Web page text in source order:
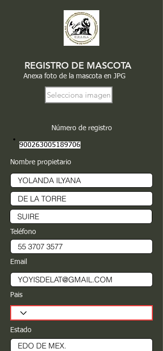
REGISTRO DE MASCOTA
Anexa foto de la mascota en JPG
Selecciona imagen
Número de registro
900263005189706
Nombre propietario
Teléfono
Email
Pais
Estado